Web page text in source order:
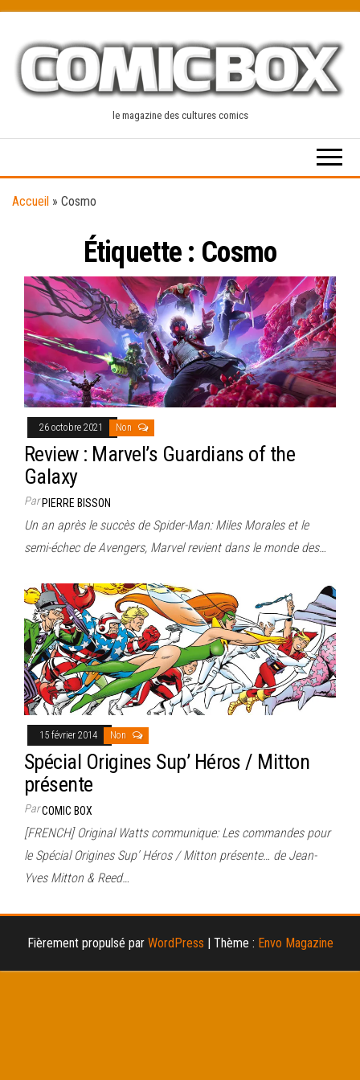
content
le magazine des cultures comics
Accueil » Cosmo
Étiquette : Cosmo
26 octobre 2021 Non
Review : Marvel’s Guardians of the
Galaxy
ParPIERRE BISSON
Un an après le succès de Spider-Man: Miles Morales et le
semi-échec de Avengers, Marvel revient dans le monde des…
15 février 2014 Non
Spécial Origines Sup’ Héros / Mitton
présente
ParCOMIC BOX
[FRENCH] Original Watts communique: Les commandes pour
le Spécial Origines Sup’ Héros / Mitton présente… de Jean-
Yves Mitton & Reed…
Fièrement propulsé par WordPress Thème : Envo Magazine